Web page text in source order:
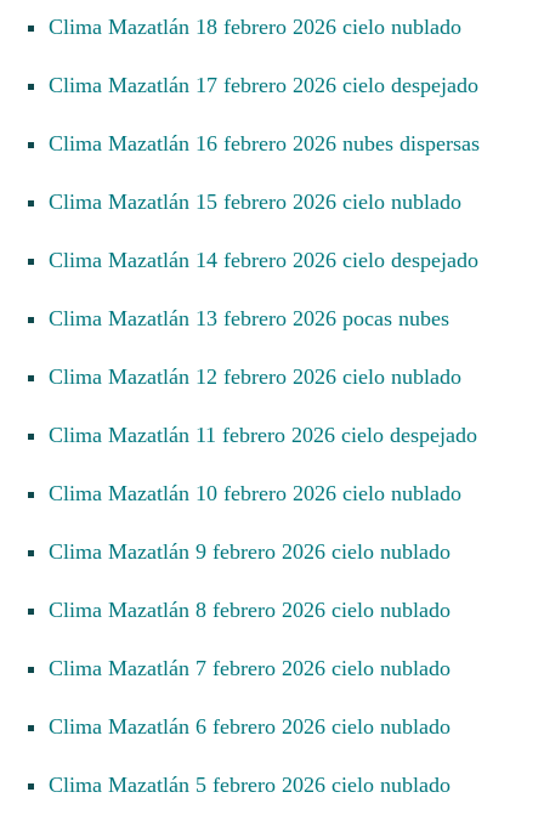
Clima Mazatlán 18 febrero 2026 cielo nublado
Clima Mazatlán 17 febrero 2026 cielo despejado
Clima Mazatlán 16 febrero 2026 nubes dispersas
Clima Mazatlán 15 febrero 2026 cielo nublado
Clima Mazatlán 14 febrero 2026 cielo despejado
Clima Mazatlán 13 febrero 2026 pocas nubes
Clima Mazatlán 12 febrero 2026 cielo nublado
Clima Mazatlán 11 febrero 2026 cielo despejado
Clima Mazatlán 10 febrero 2026 cielo nublado
Clima Mazatlán 9 febrero 2026 cielo nublado
Clima Mazatlán 8 febrero 2026 cielo nublado
Clima Mazatlán 7 febrero 2026 cielo nublado
Clima Mazatlán 6 febrero 2026 cielo nublado
Clima Mazatlán 5 febrero 2026 cielo nublado